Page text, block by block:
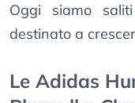
Oggi siamo
destinato a
Le Adidas